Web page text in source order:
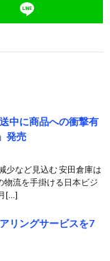
中に商品への衝撃有
発売
少など見込む 安田倉庫は
物流を手掛ける日本ビジ
[…]
リングサービスを7